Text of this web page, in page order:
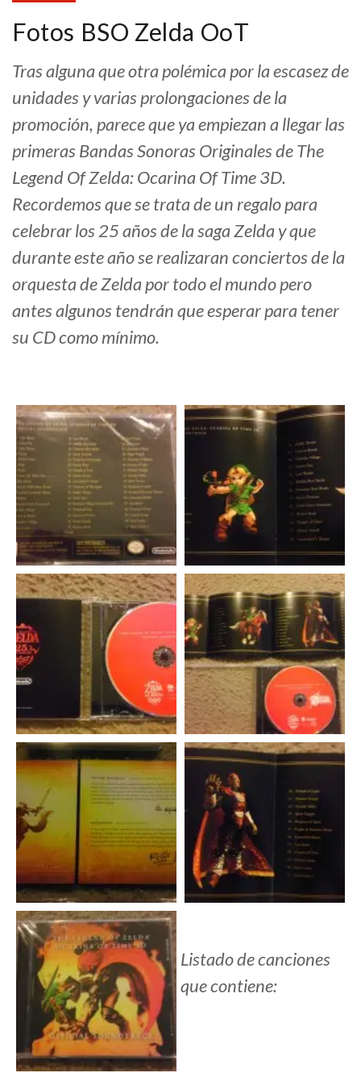
Fotos BSO Zelda OoT
Tras alguna que otra polémica por la escasez de
unidades y varias prolongaciones de la
promoción, parece que ya empiezan a llegar las
primeras Bandas Sonoras Originales de The
Legend Of Zelda: Ocarina Of Time 3D.
Recordemos que se trata de un regalo para
celebrar los 25 años de la saga Zelda y que
durante este año se realizaran conciertos de la
orquesta de Zelda por todo el mundo pero
antes algunos tendrán que esperar para tener
su CD como mínimo.
Listado de canciones
que contiene: